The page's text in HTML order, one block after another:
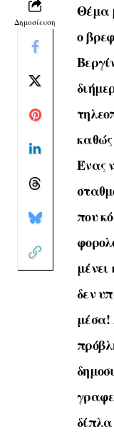
Δημοσίευση
Θέμα
ο
Ένας
που
μένει
δεν
μέσα!